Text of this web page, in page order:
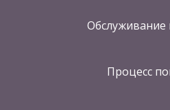
Обслуживание
Процесс